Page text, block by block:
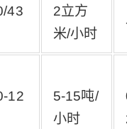
43
2立方
米/小时
12
5-15吨/
小时